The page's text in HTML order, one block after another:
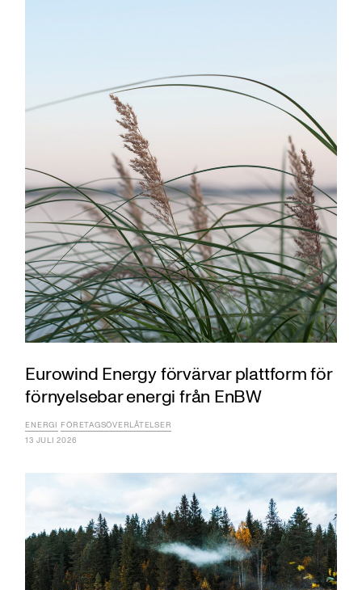
Eurowind Energy förvärvar plattform för
förnyelsebar energi från EnBW
ENERGI FÖRETAGSÖVERLÅTELSER
13 JULI 2026